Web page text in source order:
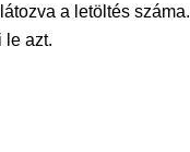
a letöltés száma.
le azt.